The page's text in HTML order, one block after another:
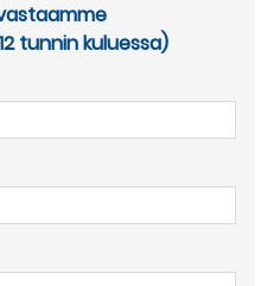
tunnin kuluessa)